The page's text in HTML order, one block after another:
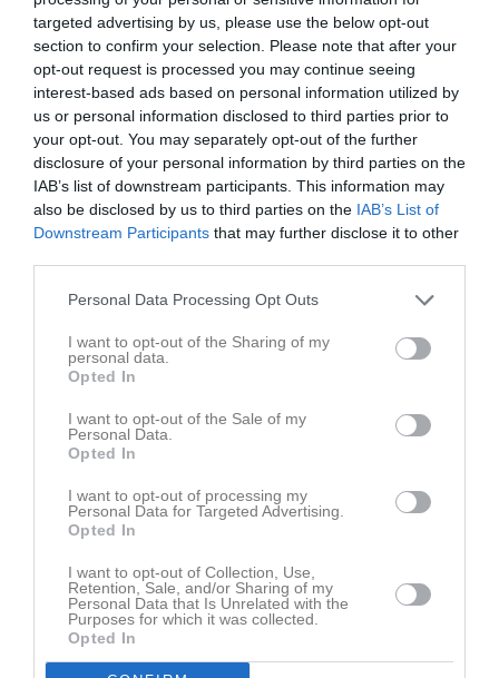
targeted advertising by us, please use the below opt-out
section to confirm your selection. Please note that after your
opt-out request is processed you may continue seeing
interest-based ads based on personal information utilized by
us or personal information disclosed to third parties prior to
your opt-out. You may separately opt-out of the further
disclosure of your personal information by third parties on the
IAB’s list of downstream participants. This information may
also be disclosed by us to third parties on the IAB’s List of
Downstream Participants that may further disclose it to other
Personal Data Processing Opt Outs
I want to opt-out of the Sharing of my
personal data.
Opted In
I want to opt-out of the Sale of my
Personal Data.
Opted In
I want to opt-out of processing my
Personal Data for Targeted Advertising.
Opted In
I want to opt-out of Collection, Use,
Retention, Sale, and/or Sharing of my
Personal Data that Is Unrelated with the
Purposes for which it was collected.
Opted In
Senast uppladdade video
Ingen video uppladdad
Logga in och ladda upp ert första klipp
Senast uppdaterade album
På gång Kalender
Träning